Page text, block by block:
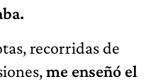
recorridas de
me enseñó el